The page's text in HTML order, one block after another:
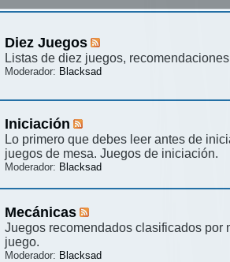
Diez Juegos
Listas de diez juegos,
Moderador: Blacksad
Iniciación
Lo primero que debes leer antes de
juegos de mesa. Juegos de iniciación.
Moderador: Blacksad
Mecánicas
Juegos recomendados clasificados por
juego.
Moderador: Blacksad